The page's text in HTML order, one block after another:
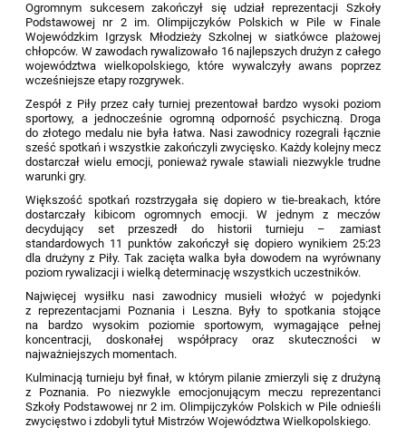
Ogromnym sukcesem zakończył się udział reprezentacji Szkoły
Podstawowej nr 2 im. Olimpijczyków Polskich w Pile w Finale
Wojewódzkim Igrzysk Młodzieży Szkolnej w siatkówce plażowej
chłopców. W zawodach rywalizowało 16 najlepszych drużyn z całego
województwa wielkopolskiego, które wywalczyły awans poprzez
wcześniejsze etapy rozgrywek.
Zespół z Piły przez cały turniej prezentował bardzo wysoki poziom
sportowy, a jednocześnie ogromną odporność psychiczną. Droga
do złotego medalu nie była łatwa. Nasi zawodnicy rozegrali łącznie
sześć spotkań i wszystkie zakończyli zwycięsko. Każdy kolejny mecz
dostarczał wielu emocji, ponieważ rywale stawiali niezwykle trudne
warunki gry.
Większość spotkań rozstrzygała się dopiero w tie-breakach, które
dostarczały kibicom ogromnych emocji. W jednym z meczów
decydujący set przeszedł do historii turnieju – zamiast
standardowych 11 punktów zakończył się dopiero wynikiem 25:23
dla drużyny z Piły. Tak zacięta walka była dowodem na wyrównany
poziom rywalizacji i wielką determinację wszystkich uczestników.
Najwięcej wysiłku nasi zawodnicy musieli włożyć w pojedynki
z reprezentacjami Poznania i Leszna. Były to spotkania stojące
na bardzo wysokim poziomie sportowym, wymagające pełnej
koncentracji, doskonałej współpracy oraz skuteczności w
najważniejszych momentach.
Kulminacją turnieju był finał, w którym pilanie zmierzyli się z drużyną
z Poznania. Po niezwykle emocjonującym meczu reprezentanci
Szkoły Podstawowej nr 2 im. Olimpijczyków Polskich w Pile odnieśli
zwycięstwo i zdobyli tytuł Mistrzów Województwa Wielkopolskiego.